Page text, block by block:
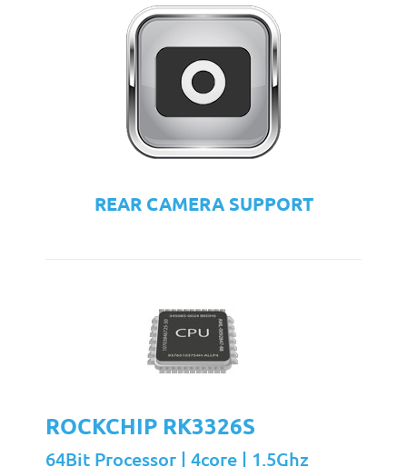
REAR CAMERA SUPPORT
ROCKCHIP RK3326S
64Bit Processor | 4core | 1.5Ghz